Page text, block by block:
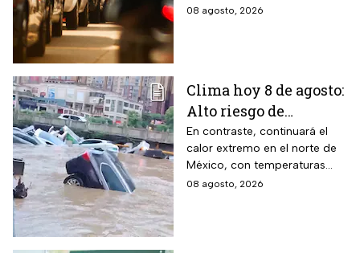
Circula de este sábado
08 agosto, 2026
Clima hoy 8 de agosto:
Alto riesgo de
inundaciones y
desbordamiento de
ríos por lluvias
intensas en dos
En contraste, continuará el
calor extremo en el norte de
México, con temperaturas
superiores a 45°C en el
08 agosto, 2026